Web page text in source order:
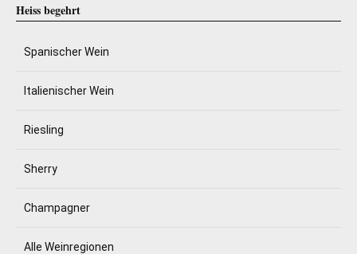
Heiss begehrt
Spanischer Wein
Italienischer Wein
Riesling
Sherry
Champagner
Alle Weinregionen